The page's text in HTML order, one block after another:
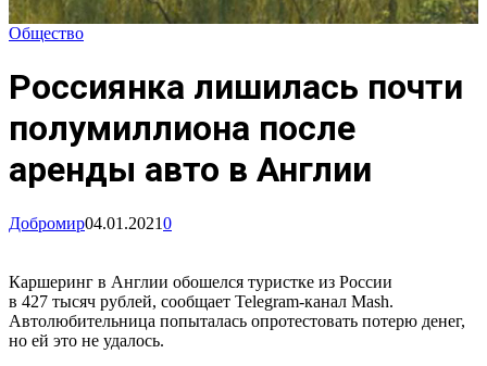
Общество
Россиянка лишилась почти
полумиллиона после
аренды авто в Англии
Добромир04.01.20210
Каршеринг в Англии обошелся туристке из России
в 427 тысяч рублей, сообщает Telegram-канал Mash.
Автолюбительница попыталась опротестовать потерю денег,
но ей это не удалось.